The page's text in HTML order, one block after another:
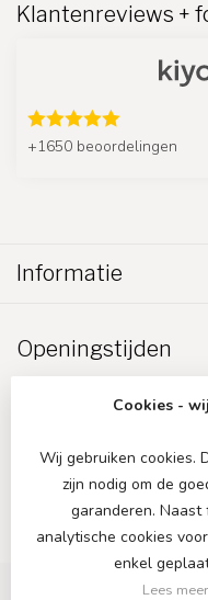
Klantenreviews +
+1650 beoordelingen
Informatie
Openingstijden
Cookies -
Wij gebruiken cookies.
zijn nodig om de
garanderen. Naast
analytische cookies
enkel
Lees